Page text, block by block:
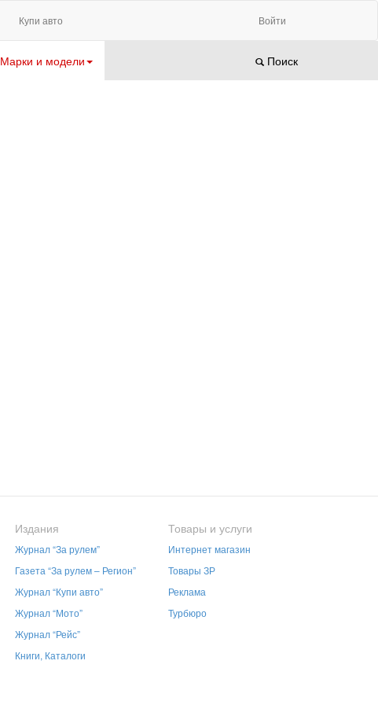
Купи авто Войти
Марки и модели Поиск
Издания
Журнал “За рулем”
Газета “За рулем – Регион”
Журнал “Купи авто”
Журнал “Мото”
Журнал “Рейс”
Книги, Каталоги
Товары и услуги
Интернет магазин
Товары ЗР
Реклама
Турбюро